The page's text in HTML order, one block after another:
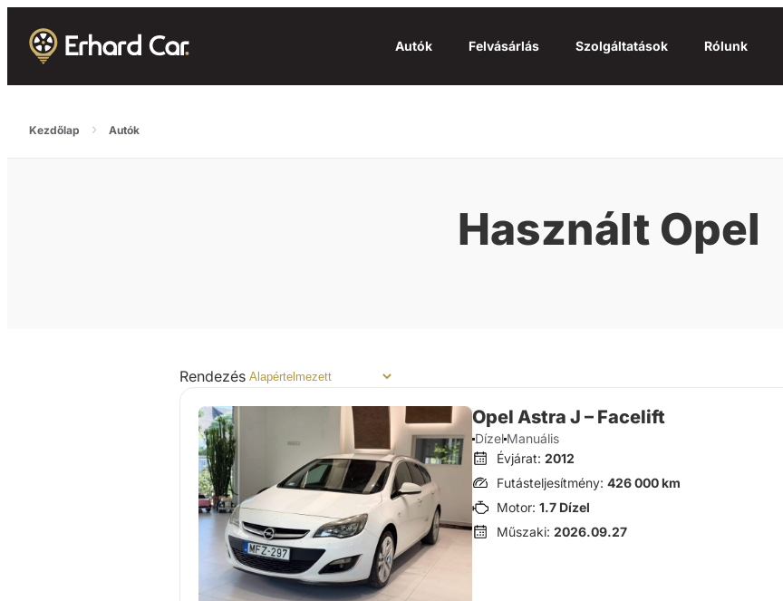
Autók Felvásárlás Szolgáltatások Rólunk
Kezdőlap › Autók
Használt Opel
Rendezés
Opel Astra J – Facelift
DízelManuális
Évjárat:2012
Futásteljesítmény:426 000 km
Motor:1.7 Dízel
Műszaki:2026.09.27